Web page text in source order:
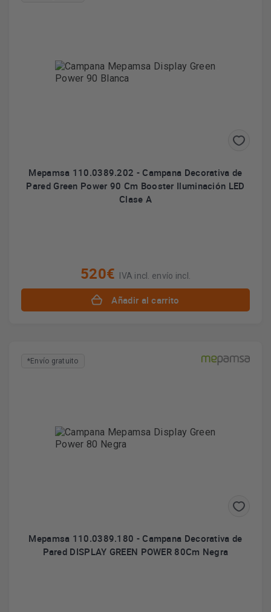
Mepamsa 110.0389.202 - Campana Decorativa de
Pared Green Power 90 Cm Booster Iluminación LED
Clase A
520€ IVA incl. envío incl.
Añadir al carrito
*Envío gratuito
Mepamsa 110.0389.180 - Campana Decorativa de
Pared DISPLAY GREEN POWER 80Cm Negra